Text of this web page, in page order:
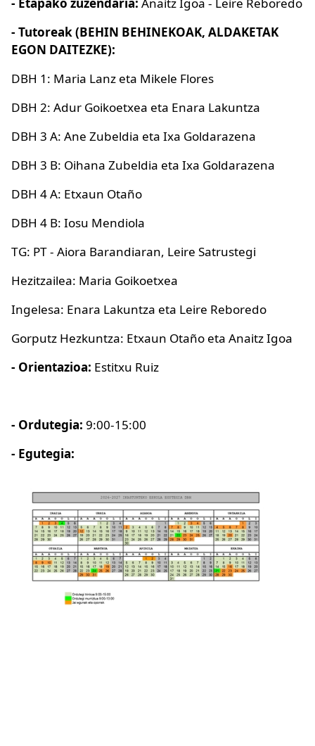
- Etapako zuzendaria: Anaitz Igoa - Leire Reboredo
- Tutoreak (BEHIN BEHINEKOAK, ALDAKETAK
EGON DAITEZKE):
DBH 1: Maria Lanz eta Mikele Flores
DBH 2: Adur Goikoetxea eta Enara Lakuntza
DBH 3 A: Ane Zubeldia eta Ixa Goldarazena
DBH 3 B: Oihana Zubeldia eta Ixa Goldarazena
DBH 4 A: Etxaun Otaño
DBH 4 B: Iosu Mendiola
TG: PT - Aiora Barandiaran, Leire Satrustegi
Hezitzailea: Maria Goikoetxea
Ingelesa: Enara Lakuntza eta Leire Reboredo
Gorputz Hezkuntza: Etxaun Otaño eta Anaitz Igoa
- Orientazioa: Estitxu Ruiz
- Ordutegia: 9:00-15:00
- Egutegia: